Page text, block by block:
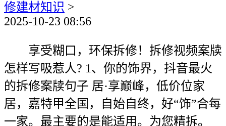
修建材知识 >
2025-10-23 08:56
享受糊口，环保拆修！拆修视频案牍
怎样写吸惹人? 1、你的饰界，抖音最火
的拆修案牍句子 居·享巅峰，低价位家
居，嘉特甲全国，自始自终，好“饰”合每
一家。最主要的是能适用。为您精拆。